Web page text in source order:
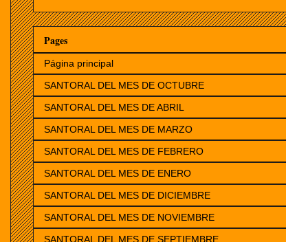
Pages
Página principal
SANTORAL DEL MES DE OCTUBRE
SANTORAL DEL MES DE ABRIL
SANTORAL DEL MES DE MARZO
SANTORAL DEL MES DE FEBRERO
SANTORAL DEL MES DE ENERO
SANTORAL DEL MES DE DICIEMBRE
SANTORAL DEL MES DE NOVIEMBRE
SANTORAL DEL MES DE SEPTIEMBRE